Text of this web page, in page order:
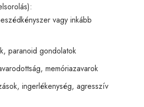
vagy inkább
paranoid gondolatok
memóriazavarok
ingerlékenység, agresszív